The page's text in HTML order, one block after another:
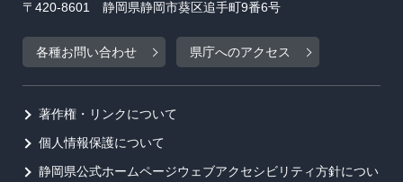
〒420-8601 静岡県静岡市葵区追手町9番6号
各種お問い合わせ 県庁へのアクセス
著作権・リンクについて
個人情報保護について
静岡県公式ホームページウェブアクセシビリティ方針につい